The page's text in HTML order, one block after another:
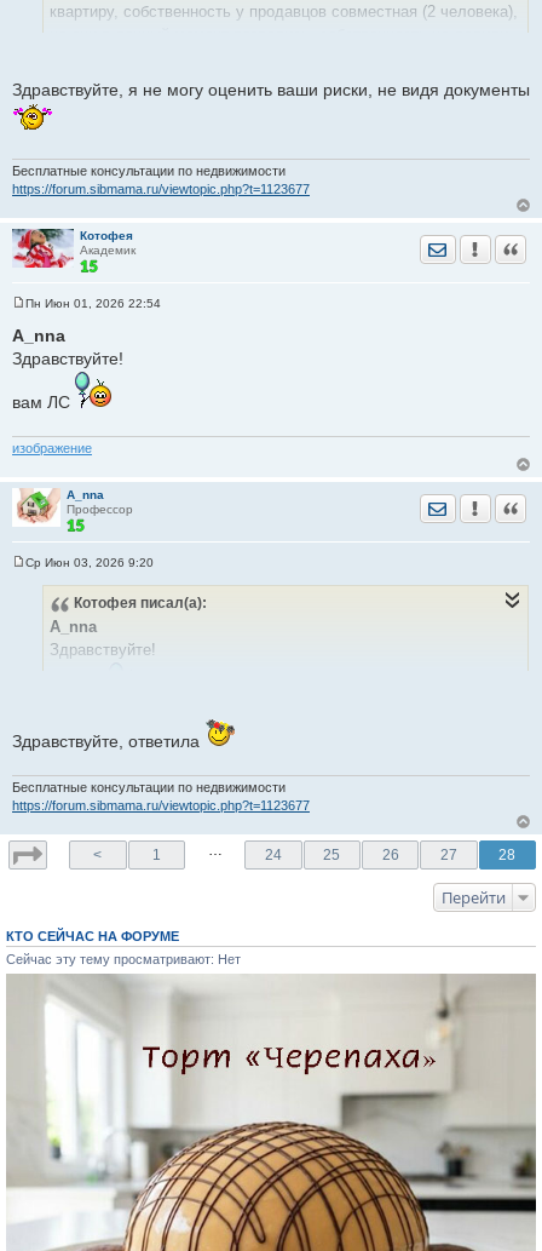
квартиру, собственность у продавцов совместная (2 человека),
квартире. Есть жилье, куда их выписать. 2 этих собственника
идут на сделку и будут прописаны в договоре, через домклик
Здравствуйте, я не могу оценить ваши риски, не видя документы
Бесплатные консультации по недвижимости
https://forum.sibmama.ru/viewtopic.php?t=1123677
Котофея
Академик
Отправить
о
б
щ
н
Пн Июн 01, 2026 22:54
A_nna
Здравствуйте!
вам ЛС
изображение
A_nna
Профессор
Отправить
Ср Июн 03, 2026 9:20
Котофея писал(а):
A_nna
Здравствуйте!
Здравствуйте, ответила
Бесплатные консультации по недвижимости
https://forum.sibmama.ru/viewtopic.php?t=1123677
< 1 24 25 26 27 28
Перейти
КТО СЕЙЧАС НА ФОРУМЕ
Сейчас эту тему просматривают: Нет